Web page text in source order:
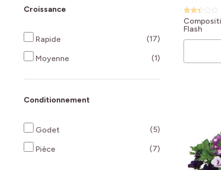
Croissance
Rapide (17)produits
Moyenne (1)produits
Conditionnement
Godet (5)produits
Pièce (7)produits
Flash